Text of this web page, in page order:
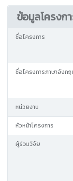
ข้อมูลโครงก
ชื่อโครงการ
ชื่อโครงการภาษาอังก
หน่วยงาน
หัวหน้าโครงการ
ผู้ร่วมวิจัย